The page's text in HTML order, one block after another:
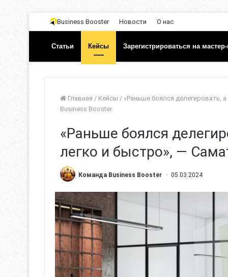
Business Booster Новости О нас
Статьи Кейсы Зарегистрироваться на
Главная / Кейсы / «Раньше боялся делегировать,
Business Booster
«Раньше боялся
легко и быстро», —
Команда Business Booster 05.03.2024